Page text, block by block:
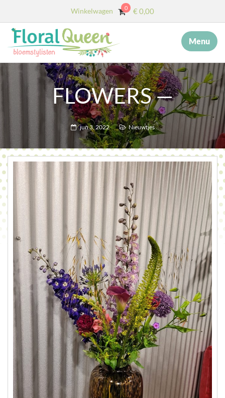
Winkelwagen 0 €0,00
Menu
FLOWERS —
jun 3, 2022 Nieuwtjes
MENU ×
START
OVER ONS
AFSCHEID MET BLOEMEN
COLLECTIE
WEBSHOP
CONTACT